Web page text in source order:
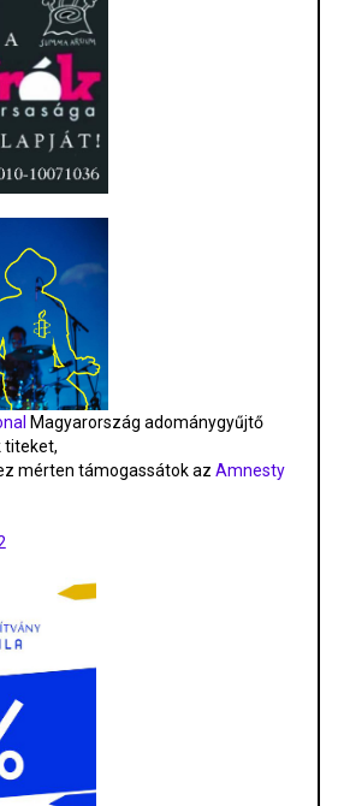
Magyarország adománygyűjtő
titeket,
mérten támogassátok az Amnesty